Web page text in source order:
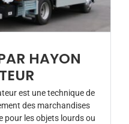
HAYON
est une technique de
des marchandises
pour les objets lourds ou